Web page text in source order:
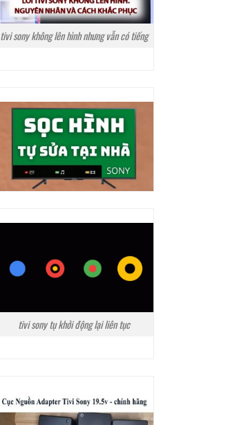
tivi sony không lên hình nhưng vẫn có tiếng
tivi sony tụ khởi động lại liên tục